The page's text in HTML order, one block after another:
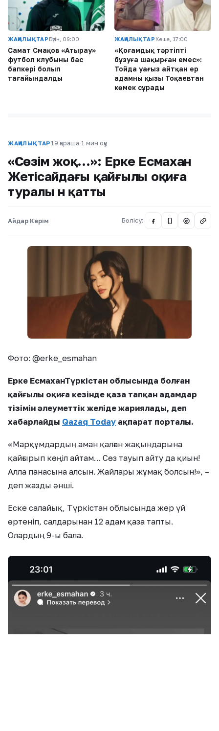
ЖАҢАЛЫҚТАР Бүгін, 09:00
Самат Смақов «Атырау»
футбол клубының бас
бапкері болып
тағайындалды
ЖАҢАЛЫҚТАР Кеше, 17:00
«Қоғамдық тәртіпті
бұзуға шақырған емес»:
Тойда уағыз айтқан ер
адамның қызы Тоқаевтан
көмек сұрады
ЖАҢАЛЫҚТАР 19 қараша·1 мин оқу
«Сөзім жоқ…»: Ерке Есмахан
Жетісайдағы қайғылы оқиға
туралы үн қатты
Айдар Керім Бөлісу: @
Фото: @erke_esmahan
Ерке ЕсмаханТүркістан облысында болған
қайғылы оқиға кезінде қаза тапқан адамдар
тізімін әлеуметтік желіде жариялады, деп
хабарлайды Qazaq Today ақпарат порталы.
«Марқұмдардың аман қалған жақындарына
қайғырып көңіл айтам… Сөз тауып айту да қиын!
Алла панасына алсын. Жайлары жұмақ болсын!», –
деп жазды әнші.
Еске салайық, Түркістан облысында жер үй
өртеніп, салдарынан 12 адам қаза тапты.
Олардың 9-ы бала.